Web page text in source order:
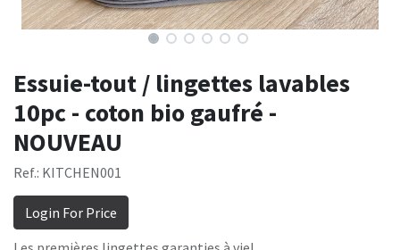
Essuie-tout / lingettes lavables
10pc - coton bio gaufré -
NOUVEAU
Ref.: KITCHEN001
Login For Price